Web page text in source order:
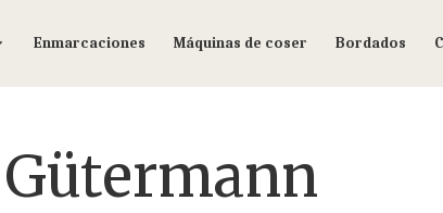
Enmarcaciones Máquinas de coser Bordados